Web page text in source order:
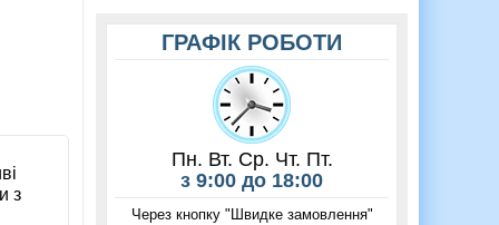
з
ГРАФІК РОБОТИ
Пн. Вт. Ср. Чт. Пт.
з 9:00 до 18:00
Через кнопку "Швидке замовлення"